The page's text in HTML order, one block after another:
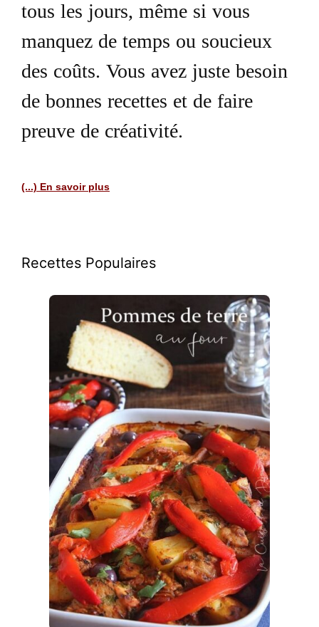
tous les jours, même si vous
manquez de temps ou soucieux
des coûts. Vous avez juste besoin
de bonnes recettes et de faire
preuve de créativité.
(...) En savoir plus
Recettes Populaires